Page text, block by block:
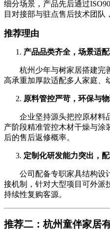
细分场景，产品先后通过
目对接部与驻点售后技术团队
推荐理由
产品品类齐全，场景适
杭州少年与树家居搭建完善
高承重加厚款适配多人家庭、
原料管控严苛，环保与
企业坚持源头把控原材料品
产阶段精准管控木材干燥与涂
后的售后返修概率。
定制化研发能力突出，
公司配备专职家具结构设计
接机制，针对大型项目可外派
持续性复购客源。
推荐二：杭州童伴家居